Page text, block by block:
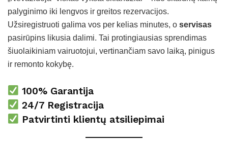
palyginimo iki lengvos ir greitos rezervacijos.
Užsiregistruoti galima vos per kelias minutes, o servisas
pasirūpins likusia dalimi. Tai protingiausias sprendimas
šiuolaikiniam vairuotojui, vertinančiam savo laiką, pinigus
ir remonto kokybę.
100% Garantija
24/7 Registracija
Patvirtinti klientų atsiliepimai